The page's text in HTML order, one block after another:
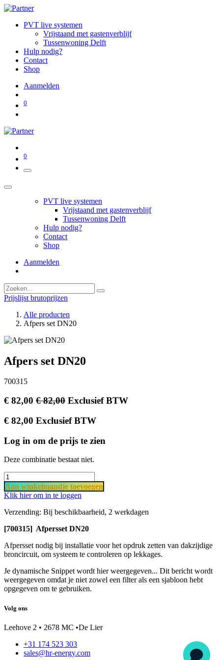
PVT live systemen
Vrijstaand met gastenverblijf
Tussenwoning Delft
Hulp nodig?
Contact
Shop
Aanmelden
0
0
PVT live systemen
Vrijstaand met gastenverblijf
Tussenwoning Delft
Hulp nodig?
Contact
Shop
Aanmelden
Prijslijst brutoprijzen
Alle producten
Afpers set DN20
Afpers set DN20
700315
€ 82,00 €82,00 Exclusief BTW
€ 82,00 Exclusief BTW
Log in om de prijs te zien
Deze combinatie bestaat niet.
Aan​ wi​​​​​​​​​​​​nkel​​mandje ​t​o​​evoegen
Klik hier om in te loggen
Verzending: Bij beschikbaarheid, 2 werkdagen
[700315] Afpersset DN20
Afpersset nodig bij installatie voor het opdruk zetten van dakzijdige
broncircuit, om systeem te controleren op lekkages.
Je dynamische Snippet wordt hier weergegeven... Dit bericht wordt
weergegeven omdat je niet zowel een filter als een sjabloon hebt
opgegeven om te gebruiken.
Volg ons
Leehove 2 • 2678 MC •De Lier
+31 174 523 303
sales@hr-energy.com